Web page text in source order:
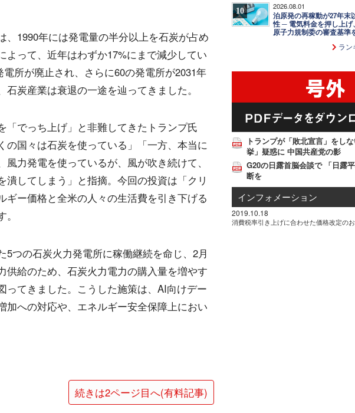
1990年には発電量の半分以上を石炭が占め
よって、近年はわずか17%にまで減少してい
所が廃止され、さらに60の発電所が2031年
炭産業は衰退の一途を辿ってきました。
「でっち上げ」と非難してきたトランプ氏
の国々は石炭を使っている」「一方、本当に
力発電を使っているが、風が吹き続けて、
してしまう」と指摘。今回の投資は「クリ
ギー価格と全米の人々の生活費を引き下げる
つの石炭火力発電所に稼働継続を命じ、2月
供給のため、石炭火力電力の購入量を増やす
ってきました。こうした施策は、AI向けデー
加への対応や、エネルギー安全保障上におい
続きは2ページ目へ(有料記事)
10 2026.08.01
泊原発の再稼動が27年末
性 ─ 電気料金を押し上げ
原子力規制委の審査基準
ラン
トランプが「敗北宣言」をし
挙」疑惑に 中国共産党の影
G20の日露首脳会談で 「日露
断を
インフォメーション
2019.10.18
消費税率引き上げに合わせた価格改定の